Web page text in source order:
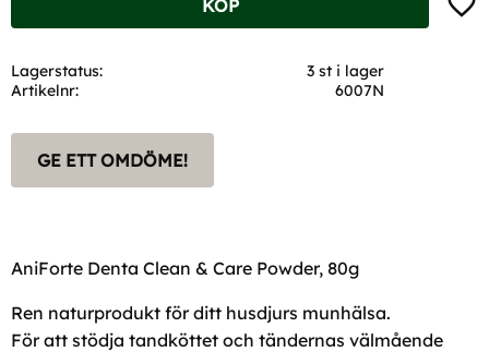
KÖP
Lagerstatus
3 st i lager
Artikelnr
6007N
GE ETT OMDÖME!
AniForte Denta Clean & Care Powder, 80g
Ren naturprodukt för ditt husdjurs munhälsa.
För att stödja tandköttet och tändernas välmående